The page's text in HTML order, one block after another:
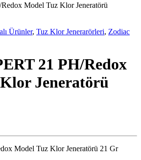
Model Tuz Klor Jeneratörü
Ürünler, Tuz Klor Jenerarörleri, Zodiac
21 PH/Redox
Jeneratörü
Model Tuz Klor Jeneratörü 21 Gr